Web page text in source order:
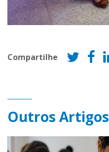
Compartilhe
Outros Artigos